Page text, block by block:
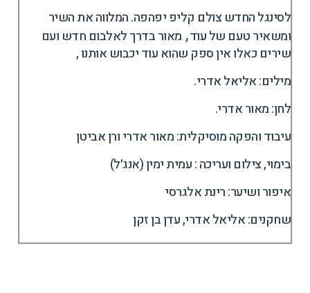
לסינגל החדש צולם קליפ יפהפה.המלווה את השיר
ומשאיר טעם של עוד, מאור בדרך לאלבום חדש ועם
שירים כאלו אין ספק שהוא עוד יכבוש אותנו ,
מילים: אליאל אדרי.
לחן: מאור אדרי.
עיבוד והפקה מוסיקלית: מאור אדרי ורן אביטן
בימוי, צילום ועריכה : עמית ימין (אנג׳ל)
איפור ושיער: רינת אלגרסי
שחקנים: אליאל אדרי, עדן בן זקן